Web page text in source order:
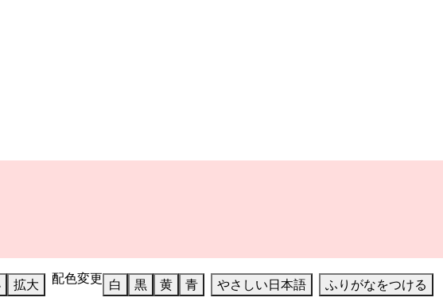
拡大 配色変更 白 黒 黄 青 やさしい日本語 ふりがなをつける